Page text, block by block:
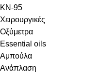
KN-95
Χειρουργικές
Οξύμετρα
Essential oils
Αμπούλα
Ανάπλαση